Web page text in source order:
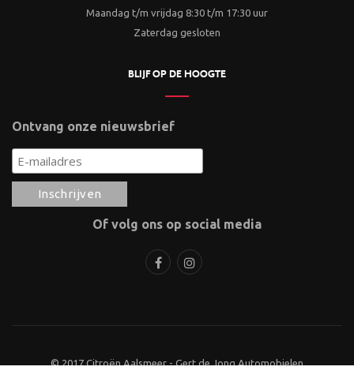
Maandag t/m vrijdag 8:30 t/m 17:30 uur
Zaterdag gesloten
BLIJF OP DE HOOGTE
Ontvang onze nieuwsbrief
Of volg ons op social media
© 2017 Citroën Aalsmeer - Gert de Jong Automobielen